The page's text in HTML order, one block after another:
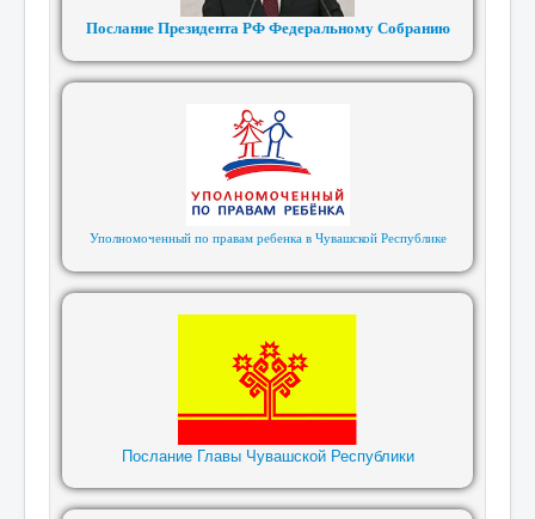
Послание Президента РФ Федеральному Собранию
Уполномоченный по правам ребенка в Чувашской Республике
Послание Главы Чувашской Республики